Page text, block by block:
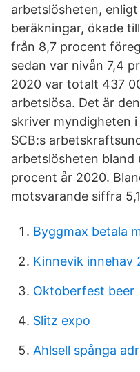
arbetslösheten,
beräkningar, ökade
från 8,7 procent
sedan var nivån 7,4
2020 var totalt 437
arbetslösa. Det är
skriver myndigheten
SCB:s
arbetslösheten bland
procent år 2020.
motsvarande siffra
Byggmax betala
Kinnevik innehav
Oktoberfest beer
Slitz expo
Ahlsell spånga